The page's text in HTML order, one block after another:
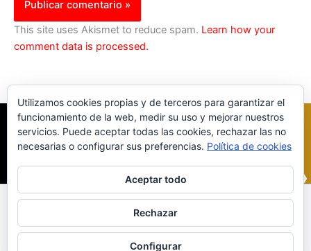
This site uses Akismet to reduce spam. Learn how your
comment data is processed.
Política Cookies| Política Privacidad
© 2023 |ComoTocarViolin.Com
Utilizamos cookies propias y de terceros para garantizar el
funcionamiento de la web, medir su uso y mejorar nuestros
servicios. Puede aceptar todas las cookies, rechazar las no
necesarias o configurar sus preferencias. Política de cookies
Aceptar todo
Rechazar
Configurar